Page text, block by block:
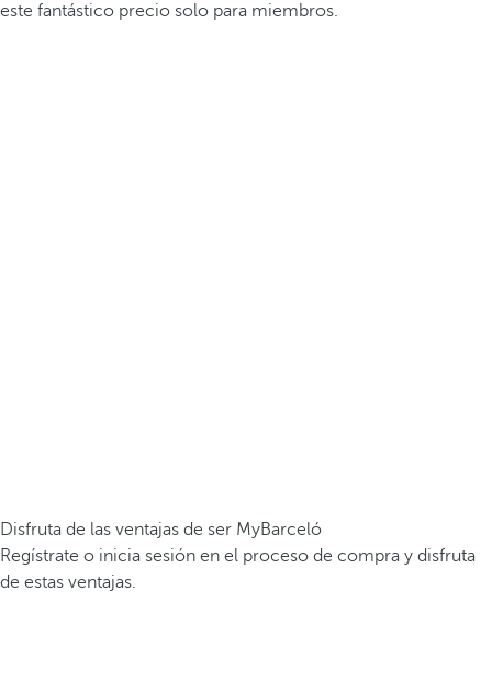
este fantástico precio solo para miembros.
Disfruta de las ventajas de ser MyBarceló
Regístrate o inicia sesión en el proceso de compra y disfruta
de estas ventajas.